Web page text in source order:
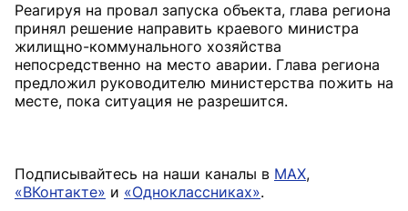
Реагируя на провал запуска объекта, глава региона
принял решение направить краевого министра
жилищно-коммунального хозяйства
непосредственно на место аварии. Глава региона
предложил руководителю министерства пожить на
месте, пока ситуация не разрешится.
Подписывайтесь на наши каналы в MAX,
«ВКонтакте» и «Одноклассниках».